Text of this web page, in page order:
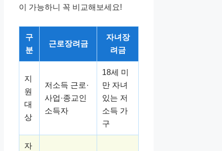
이 가능하니 꼭 비교해보세요!
구
분
근로장려금
자녀장
려금
지
원
대
상
저소득 근로·
사업·종교인
소득자
18세 미
만 자녀
있는 저
소득 가
구
자